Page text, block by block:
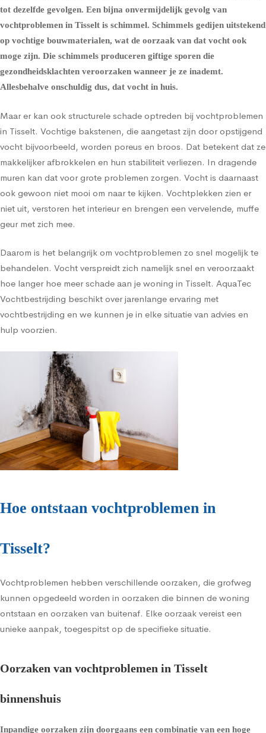
tot dezelfde gevolgen. Een bijna onvermijdelijk gevolg van
vochtproblemen in Tisselt is schimmel. Schimmels gedijen uitstekend
op vochtige bouwmaterialen, wat de oorzaak van dat vocht ook
moge zijn. Die schimmels produceren giftige sporen die
gezondheidsklachten veroorzaken wanneer je ze inademt.
Allesbehalve onschuldig dus, dat vocht in huis.
Maar er kan ook structurele schade optreden bij vochtproblemen
in Tisselt. Vochtige bakstenen, die aangetast zijn door opstijgend
vocht bijvoorbeeld, worden poreus en broos. Dat betekent dat ze
makkelijker afbrokkelen en hun stabiliteit verliezen. In dragende
muren kan dat voor grote problemen zorgen. Vocht is daarnaast
ook gewoon niet mooi om naar te kijken. Vochtplekken zien er
niet uit, verstoren het interieur en brengen een vervelende, muffe
geur met zich mee.
Daarom is het belangrijk om vochtproblemen zo snel mogelijk te
behandelen. Vocht verspreidt zich namelijk snel en veroorzaakt
hoe langer hoe meer schade aan je woning in Tisselt. AquaTec
Vochtbestrijding beschikt over jarenlange ervaring met
vochtbestrijding en we kunnen je in elke situatie van advies en
hulp voorzien.
Hoe ontstaan vochtproblemen in
Tisselt?
Vochtproblemen hebben verschillende oorzaken, die grofweg
kunnen opgedeeld worden in oorzaken die binnen de woning
ontstaan en oorzaken van buitenaf. Elke oorzaak vereist een
unieke aanpak, toegespitst op de specifieke situatie.
Oorzaken van vochtproblemen in Tisselt
binnenshuis
Inpandige oorzaken zijn doorgaans een combinatie van een hoge